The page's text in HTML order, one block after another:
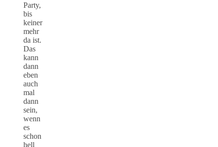
Party,
bis
keiner
mehr
da ist.
Das
kann
dann
eben
auch
mal
dann
sein,
wenn
es
schon
hell